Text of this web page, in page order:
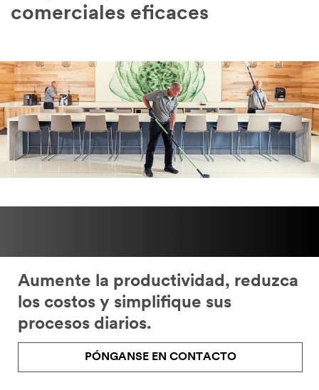
comerciales eficaces
Aumente la productividad, reduzca
los costos y simplifique sus
procesos diarios.
PÓNGANSE EN CONTACTO